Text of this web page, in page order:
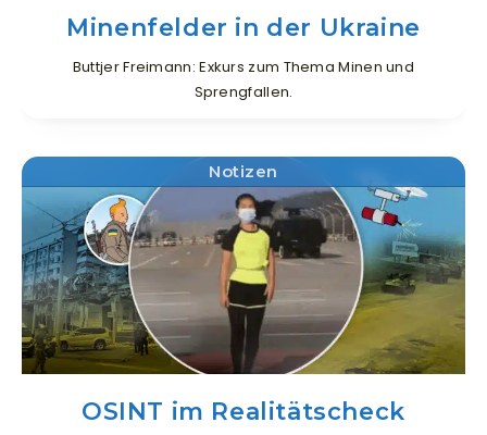
Minenfelder in der Ukraine
Buttjer Freimann: Exkurs zum Thema Minen und
Sprengfallen.
Notizen
OSINT im Realitätscheck